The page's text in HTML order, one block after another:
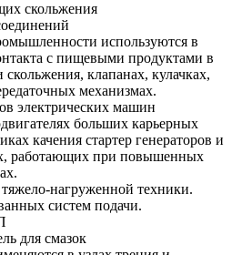
скольжения
используются в
с пищевыми продуктами в
клапанах, кулачках,
механизмах.
электрических машин
больших карьерных
качения стартер генераторов и
работающих при повышенных
нагруженной техники.
систем подачи.
для смазок